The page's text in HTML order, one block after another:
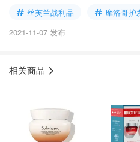
丝芙兰战利品
摩洛哥护
2021-11-07 发布
相关商品